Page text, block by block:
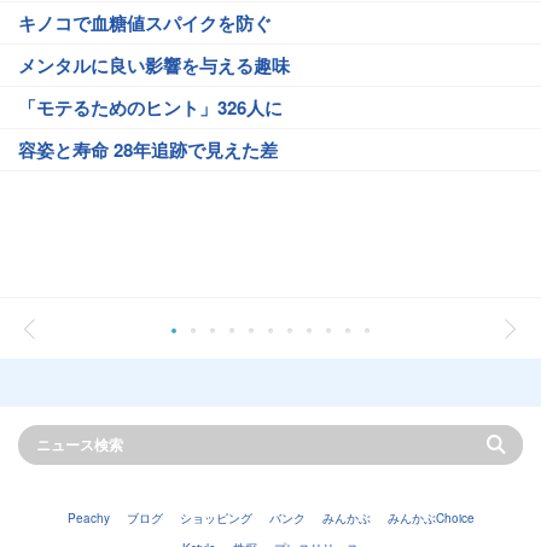
キノコで血糖値スパイクを防ぐ
メンタルに良い影響を与える趣味
「モテるためのヒント」326人に
容姿と寿命 28年追跡で見えた差
Peachy ブログ ショッピング バンク みんかぶ
みんかぶChoice